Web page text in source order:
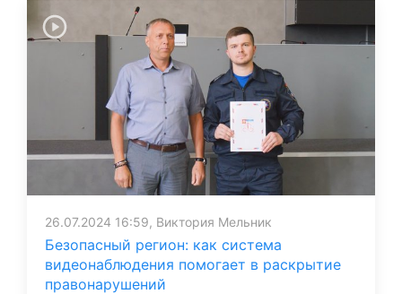
26.07.2024 16:59, Виктория Мельник
Безопасный регион: как система
видеонаблюдения помогает в раскрытие
правонарушений